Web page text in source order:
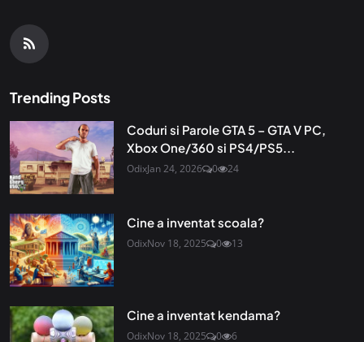
Trending Posts
Coduri si Parole GTA 5 – GTA V PC,
Xbox One/360 si PS4/PS5...
OdixJan 24, 2026 0 24
Cine a inventat scoala?
OdixNov 18, 2025 0 13
Cine a inventat kendama?
OdixNov 18, 2025 0 6